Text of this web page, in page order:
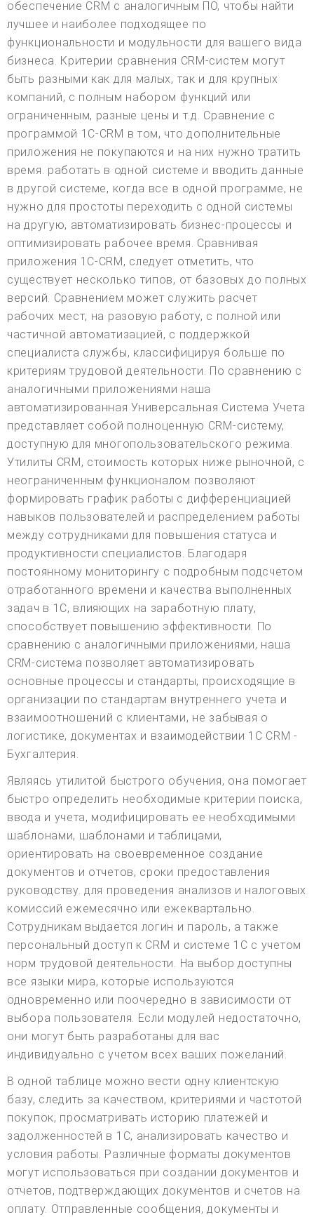
обеспечение CRM с аналогичным ПО, чтобы найти
лучшее и наиболее подходящее по
функциональности и модульности для вашего вида
бизнеса. Критерии сравнения CRM-систем могут
быть разными как для малых, так и для крупных
компаний, с полным набором функций или
ограниченным, разные цены и т.д. Сравнение с
программой 1С-CRM в том, что дополнительные
приложения не покупаются и на них нужно тратить
время. работать в одной системе и вводить данные
в другой системе, когда все в одной программе, не
нужно для простоты переходить с одной системы
на другую, автоматизировать бизнес-процессы и
оптимизировать рабочее время. Сравнивая
приложения 1С-CRM, следует отметить, что
существует несколько типов, от базовых до полных
версий. Сравнением может служить расчет
рабочих мест, на разовую работу, с полной или
частичной автоматизацией, с поддержкой
специалиста службы, классифицируя больше по
критериям трудовой деятельности. По сравнению с
аналогичными приложениями наша
автоматизированная Универсальная Система Учета
представляет собой полноценную CRM-систему,
доступную для многопользовательского режима.
Утилиты CRM, стоимость которых ниже рыночной, с
неограниченным функционалом позволяют
формировать график работы с дифференциацией
навыков пользователей и распределением работы
между сотрудниками для повышения статуса и
продуктивности специалистов. Благодаря
постоянному мониторингу с подробным подсчетом
отработанного времени и качества выполненных
задач в 1С, влияющих на заработную плату,
способствует повышению эффективности. По
сравнению с аналогичными приложениями, наша
CRM-система позволяет автоматизировать
основные процессы и стандарты, происходящие в
организации по стандартам внутреннего учета и
взаимоотношений с клиентами, не забывая о
логистике, документах и взаимодействии 1С CRM -
Бухгалтерия.
Являясь утилитой быстрого обучения, она помогает
быстро определить необходимые критерии поиска,
ввода и учета, модифицировать ее необходимыми
шаблонами, шаблонами и таблицами,
ориентировать на своевременное создание
документов и отчетов, сроки предоставления
руководству. для проведения анализов и налоговых
комиссий ежемесячно или ежеквартально.
Сотрудникам выдается логин и пароль, а также
персональный доступ к CRM и системе 1С с учетом
норм трудовой деятельности. На выбор доступны
все языки мира, которые используются
одновременно или поочередно в зависимости от
выбора пользователя. Если модулей недостаточно,
они могут быть разработаны для вас
индивидуально с учетом всех ваших пожеланий.
В одной таблице можно вести одну клиентскую
базу, следить за качеством, критериями и частотой
покупок, просматривать историю платежей и
задолженностей в 1С, анализировать качество и
условия работы. Различные форматы документов
могут использоваться при создании документов и
отчетов, подтверждающих документов и счетов на
оплату. Отправленные сообщения, документы и